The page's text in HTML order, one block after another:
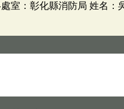
室：彰化縣消防局 姓名